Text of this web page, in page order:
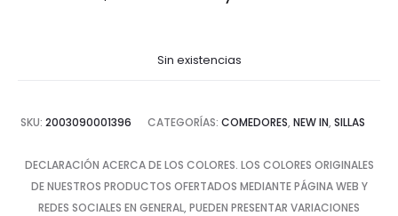
Sin existencias
SKU: 2003090001396 CATEGORÍAS: COMEDORES, NEW IN, SILLAS
DECLARACIÓN ACERCA DE LOS COLORES. LOS COLORES ORIGINALES
DE NUESTROS PRODUCTOS OFERTADOS MEDIANTE PÁGINA WEB Y
REDES SOCIALES EN GENERAL, PUEDEN PRESENTAR VARIACIONES